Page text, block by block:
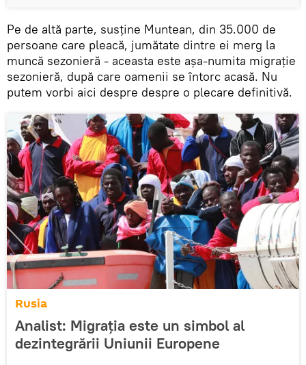
Pe de altă parte, susține Muntean, din 35.000 de
persoane care pleacă, jumătate dintre ei merg la
muncă sezonieră - aceasta este așa-numita migrație
sezonieră, după care oamenii se întorc acasă. Nu
putem vorbi aici despre despre o plecare definitivă.
Rusia
Analist: Migrația este un simbol al
dezintegrării Uniunii Europene